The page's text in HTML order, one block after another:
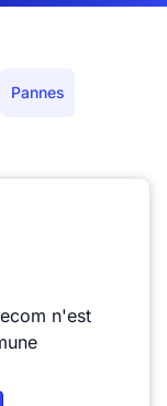
Pannes
n'est